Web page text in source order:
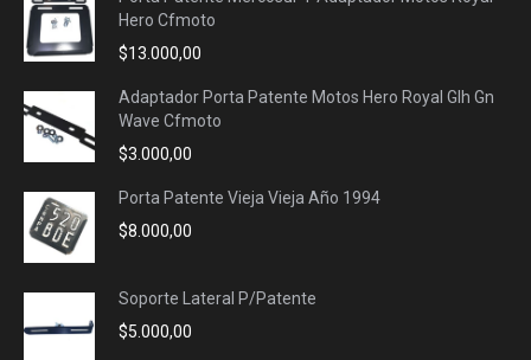
Hero Cfmoto
$13.000,00
Adaptador Porta Patente Motos Hero Royal Glh Gn
Wave Cfmoto
$3.000,00
Porta Patente Vieja Vieja Año 1994
$8.000,00
Soporte Lateral P/Patente
$5.000,00